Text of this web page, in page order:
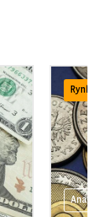
Rynki i
Analizy